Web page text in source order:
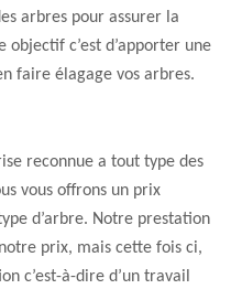
arbres pour assurer la
c’est d’apporter une
faire élagage vos arbres.
reconnue a tout type des
vous offrons un prix
d’arbre. Notre prestation
prix, mais cette fois ci,
c’est-à-dire d’un travail